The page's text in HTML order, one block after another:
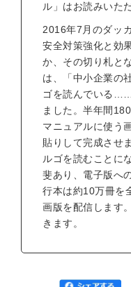
ル」はお読みいた
2016年7月のダッ
安全対策強化と効
か、その切り札と
は、「中小企業の
ゴを読んでいる
ました。半年間
マニュアルに使う
貼りして完成させ
ルゴを読むことに
斐あり、電子版へ
行本は約10万冊を
画版を配信します
きます。